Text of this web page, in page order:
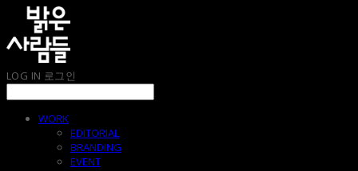
LOG IN 로그인
WORK
EDITORIAL
BRANDING
EVENT